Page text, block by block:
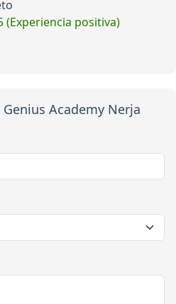
(Experiencia positiva)
Academy Nerja